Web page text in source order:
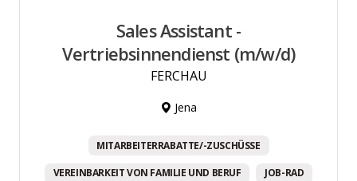
Sales Assistant -
Vertriebsinnendienst (m/w/d)
FERCHAU
Jena
MITARBEITERRABATTE/-ZUSCHÜSSE
VEREINBARKEIT VON FAMILIE UND BERUF JOB-RAD